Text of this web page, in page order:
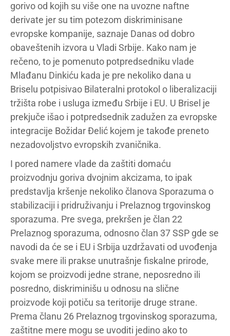
gorivo od kojih su više one na uvozne naftne
derivate jer su tim potezom diskriminisane
evropske kompanije, saznaje Danas od dobro
obaveštenih izvora u Vladi Srbije. Kako nam je
rečeno, to je pomenuto potpredsedniku vlade
Mlađanu Dinkiću kada je pre nekoliko dana u
Briselu potpisivao Bilateralni protokol o liberalizaciji
tržišta robe i usluga između Srbije i EU. U Brisel je
prekjuče išao i potpredsednik zadužen za evropske
integracije Božidar Đelić kojem je takođe preneto
nezadovoljstvo evropskih zvaničnika.
I pored namere vlade da zaštiti domaću
proizvodnju goriva dvojnim akcizama, to ipak
predstavlja kršenje nekoliko članova Sporazuma o
stabilizaciji i pridruživanju i Prelaznog trgovinskog
sporazuma. Pre svega, prekršen je član 22
Prelaznog sporazuma, odnosno član 37 SSP gde se
navodi da će se i EU i Srbija uzdržavati od uvođenja
svake mere ili prakse unutrašnje fiskalne prirode,
kojom se proizvodi jedne strane, neposredno ili
posredno, diskriminišu u odnosu na slične
proizvode koji potiču sa teritorije druge strane.
Prema članu 26 Prelaznog trgovinskog sporazuma,
zaštitne mere mogu se uvoditi jedino ako to